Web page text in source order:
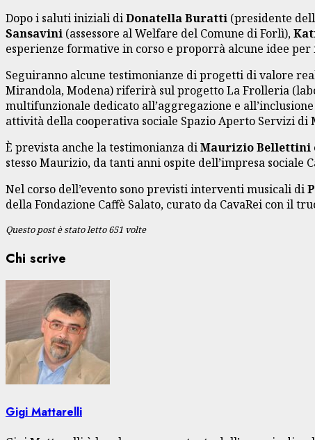
Dopo i saluti iniziali diDonatella Buratti (presidente
Sansavini (assessore al Welfare del Comune di Forlì),
esperienze formative in corso e proporrà alcune idee
Seguiranno alcune testimonianze di progetti di valore
Mirandola, Modena) riferirà sul progetto La Frolleria
multifunzionale dedicato all’aggregazione e
attività della cooperativa sociale Spazio Aperto Servizi di
È prevista anche la testimonianza diMaurizio Bellettini
stesso Maurizio, da tanti anni ospite dell’impresa sociale
Nel corso dell’evento sono previsti interventi musicali di
della Fondazione Caffè Salato, curato da CavaRei con il
Questo post è stato letto 651 volte
Chi scrive
Gigi Mattarelli